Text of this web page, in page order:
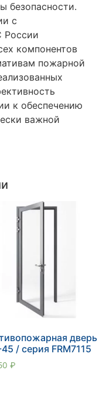
безопасности.
с
России
компонентов
пожарной
к обеспечению
важной
дверь
/ серия FRM7115
₽